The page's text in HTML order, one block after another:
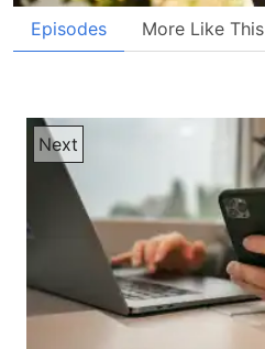
Episodes More Like This
Next